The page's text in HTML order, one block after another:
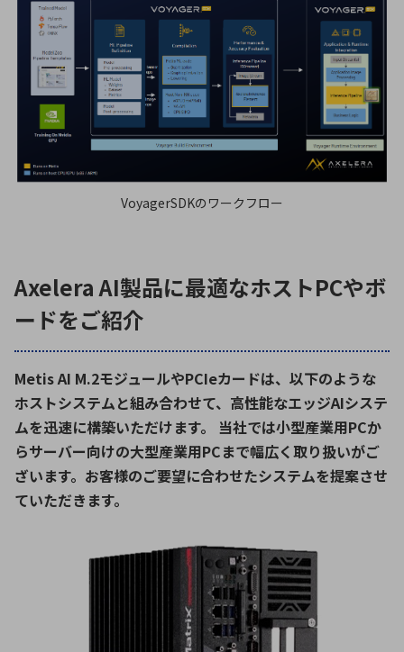
VoyagerSDKのワークフロー
Axelera AI製品に最適なホストPCやボ
ードをご紹介
Metis AI M.2モジュールやPCIeカードは、以下のような
ホストシステムと組み合わせて、高性能なエッジAIシステ
ムを迅速に構築いただけます。 当社では小型産業用PCか
らサーバー向けの大型産業用PCまで幅広く取り扱いがご
ざいます。お客様のご要望に合わせたシステムを提案させ
ていただきます。